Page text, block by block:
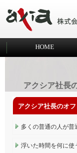
HOME
アクシア社長
アクシア社長のオ
多くの普通の人が普
浮いた時間を何に使